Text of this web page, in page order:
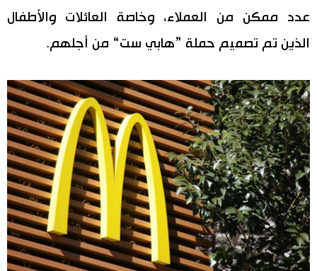
عدد ممكن من العملاء، وخاصة العائلات والأطفال
الذين تم تصميم حملة ”هابي ست“ من أجلهم.